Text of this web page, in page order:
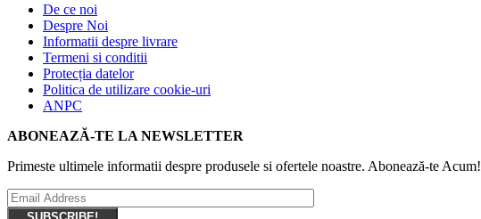
De ce noi
Despre Noi
Informatii despre livrare
Termeni si conditii
Protecția datelor
Politica de utilizare cookie-uri
ANPC
ABONEAZĂ-TE LA NEWSLETTER
Primeste ultimele informatii despre produsele si ofertele noastre. Abonează-te Acum!